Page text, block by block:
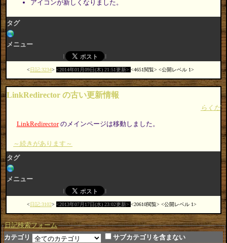
アイコンが新しくなりました。
タグ
メニュー
日記:3234 2014年01月09日(木) 21:51更新 4651閲覧 公開レベル 1
LinkRedirector の古い更新情報
らくだ
LinkRedirectorのメインページは移動しました。
～続きがあります～
タグ
メニュー
日記:3102 2013年07月17日(水) 23:02更新 20610閲覧 公開レベル 1
日記検索フォーム
カテゴリ
サブカテゴリを含まない